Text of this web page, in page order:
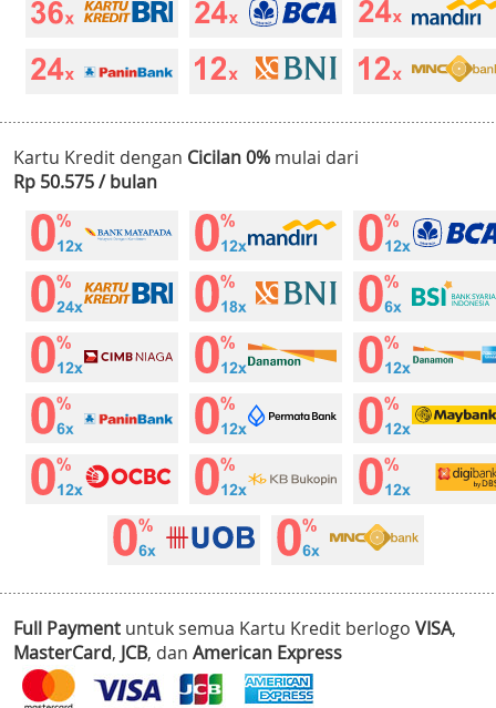
Kartu Kredit dengan Cicilan 0% mulai dari
Rp 50.575 / bulan
Full Payment untuk semua Kartu Kredit berlogo VISA,
MasterCard, JCB, dan American Express